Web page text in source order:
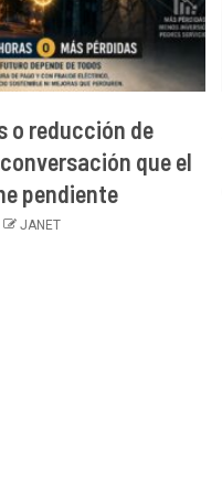
o reducción de
que el
pendiente
JANET